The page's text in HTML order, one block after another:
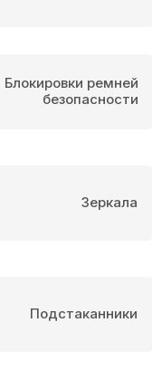
Подстаканники
Зеркала
Блокировки ремней
безопасности